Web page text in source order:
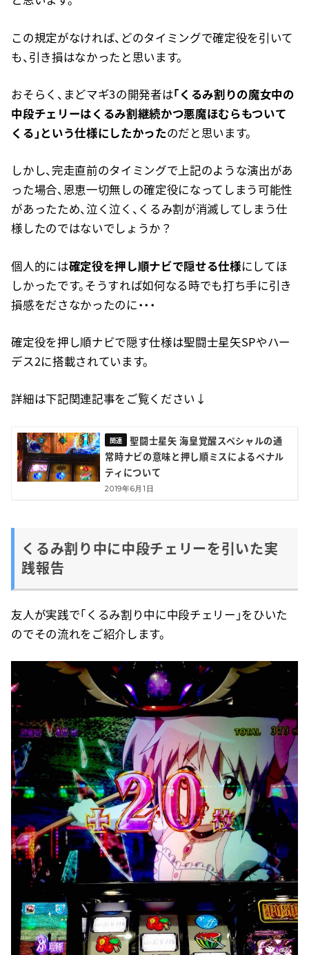
この規定がなければ、どのタイミングで確定役を引いて
も、引き損はなかったと思います。
おそらく、まどマギ3の開発者は「くるみ割りの魔女中の
中段チェリーはくるみ割継続かつ悪魔ほむらもついて
くる」という仕様にしたかったのだと思います。
しかし、完走直前のタイミングで上記のような演出があ
った場合、恩恵一切無しの確定役になってしまう可能性
があったため、泣く泣く、くるみ割が消滅してしまう仕
様したのではないでしょうか？
個人的には確定役を押し順ナビで隠せる仕様にしてほ
しかったです。そうすれば如何なる時でも打ち手に引き
損感をださなかったのに・・・
確定役を押し順ナビで隠す仕様は聖闘士星矢SPやハー
デス2に搭載されています。
詳細は下記関連記事をご覧ください↓
聖闘士星矢 海皇覚醒スペシャルの通
常時ナビの意味と押し順ミスによるペナル
ティについて
2019年6月1日
くるみ割り中に中段チェリーを引いた実
践報告
友人が実践で「くるみ割り中に中段チェリー」をひいた
のでその流れをご紹介します。